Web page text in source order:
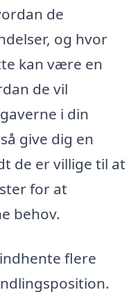
de
og hvor
kan være en
de vil
i din
give dig en
de er villige til at
for at
behov.
flere